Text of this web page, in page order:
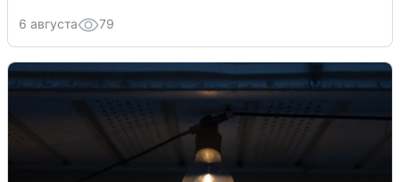
6 августа 79